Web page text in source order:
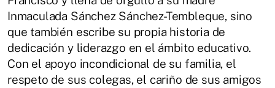
Inmaculada Sánchez Sánchez-Tembleque, sino
que también escribe su propia historia de
dedicación y liderazgo en el ámbito educativo.
Con el apoyo incondicional de su familia, el
respeto de sus colegas, el cariño de sus amigos